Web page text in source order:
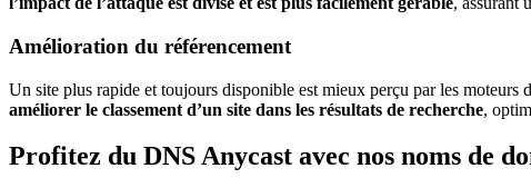
Amélioration du référencement
Un site plus rapide et toujours disponible est mieux perçu par les moteurs
améliorer le classement d’un site dans les résultats de recherche,
Profitez du DNS Anycast avec nos noms de